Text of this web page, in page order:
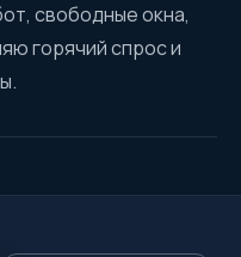
свободные окна,
горячий спрос и